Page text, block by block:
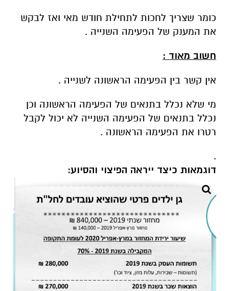
כומר שצריך לחכות לתחילת חודש מאי ואז לבקש
את המענק של הפעימה השנייה .
חשוב מאוד :
אין קשר בין הפעימה הראשונה לשנייה .
מי שלא נכלל בתנאים של הפעימה הראשונה וכן
נכלל בתנאים של הפעימה השנייה לא יכול לקבל
רטרו את הפעימה הראשונה .
.
דוגמאות כיצד ייראה הפיצוי והסיוע: